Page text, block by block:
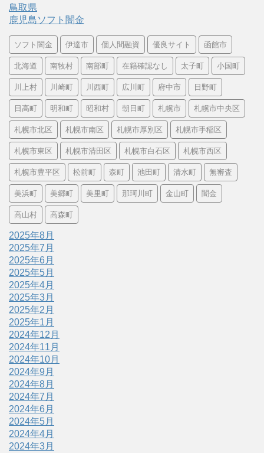
鳥取県
鹿児島ソフト闇金
ソフト闇金 伊達市 個人間融資 優良サイト 函館市
北海道 南牧村 南部町 在籍確認なし 太子町 小国町
川上村 川崎町 川西町 広川町 府中市 日野町
日高町 明和町 昭和村 朝日町 札幌市 札幌市中央区
札幌市北区 札幌市南区 札幌市厚別区 札幌市手稲区
札幌市東区 札幌市清田区 札幌市白石区 札幌市西区
札幌市豊平区 松前町 森町 池田町 清水町 無審査
美浜町 美郷町 美里町 那珂川町 金山町 闇金
高山村 高森町
2025年8月
2025年7月
2025年6月
2025年5月
2025年4月
2025年3月
2025年2月
2025年1月
2024年12月
2024年11月
2024年10月
2024年9月
2024年8月
2024年7月
2024年6月
2024年5月
2024年4月
2024年3月